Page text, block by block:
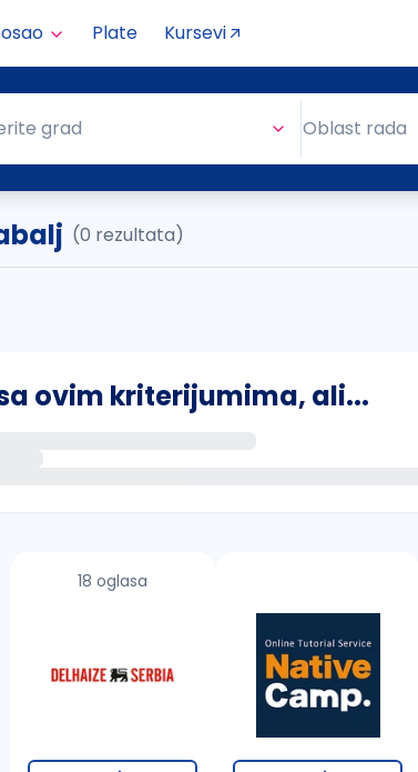
Plate Kursevi
grad Oblast rada
(0 rezultata)
ovim kriterijumima, ali...
š, đ, ž, dž)
18 oglasa